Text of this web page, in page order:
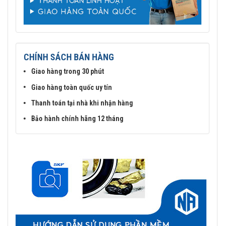
CHÍNH SÁCH BÁN HÀNG
Giao hàng trong 30 phút
Giao hàng toàn quốc uy tín
Thanh toán tại nhà khi nhận hàng
Bảo hành chính hãng 12 tháng